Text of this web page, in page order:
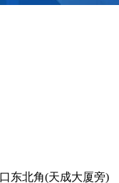
东北角(天成大厦旁)